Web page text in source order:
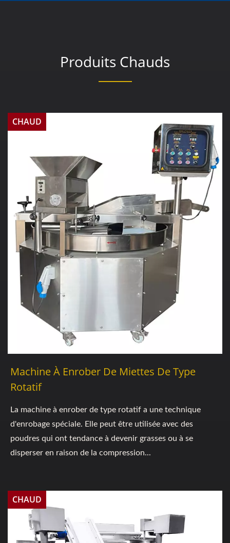
Produits Chauds
CHAUD
Machine À Enrober De Miettes De Type
Rotatif
La machine à enrober de type rotatif a une technique
d'enrobage spéciale. Elle peut être utilisée avec des
poudres qui ont tendance à devenir grasses ou à se
disperser en raison de la compression...
CHAUD